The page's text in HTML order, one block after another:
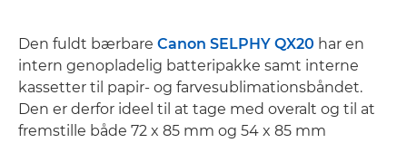
Den fuldt bærbare Canon SELPHY QX20 har en
intern genopladelig batteripakke samt interne
kassetter til papir- og farvesublimationsbåndet.
Den er derfor ideel til at tage med overalt og til at
fremstille både 72 x 85 mm og 54 x 85 mm